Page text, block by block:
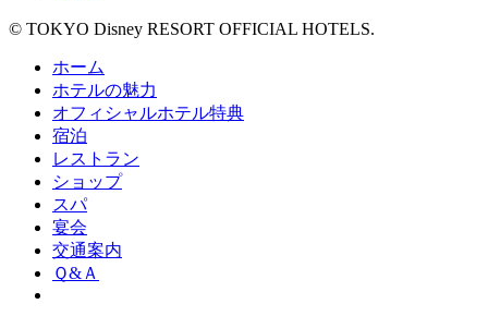
© TOKYO Disney RESORT OFFICIAL HOTELS.
ホーム
ホテルの魅力
オフィシャルホテル特典
宿泊
レストラン
ショップ
スパ
宴会
交通案内
Ｑ&Ａ